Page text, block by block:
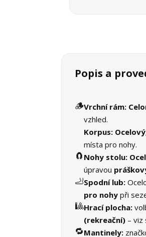
Popis a
🪵Vrchní rám:
vzhled.
Korpus:
místa pro nohy.
🧲 Nohy stolu:
úpravou
🦶Spodní lub:
pro nohy při
🎱Hrací plocha:
(rekreační) – viz
🔁Mantinely: